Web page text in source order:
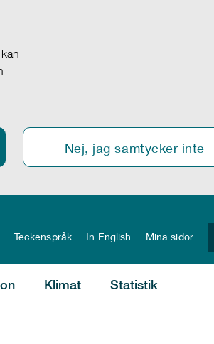
Nej, jag samtycker inte
Teckenspråk In English Mina sidor
Klimat Statistik